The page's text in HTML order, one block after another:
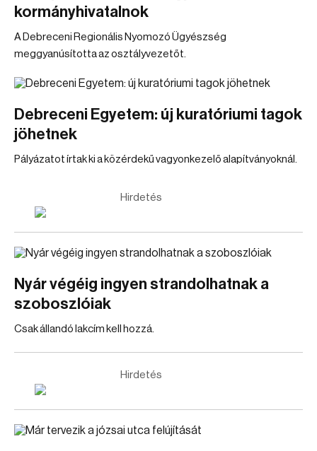
kormányhivatalnok
A Debreceni Regionális Nyomozó Ügyészség
meggyanúsította az osztályvezetőt.
Debreceni Egyetem: új kuratóriumi tagok
jöhetnek
Pályázatot írtak ki a közérdekű vagyonkezelő alapítványoknál.
Hirdetés
Nyár végéig ingyen strandolhatnak a
szoboszlóiak
Csak állandó lakcím kell hozzá.
Hirdetés